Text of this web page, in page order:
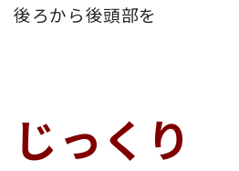
後ろから後頭部を
じっくり